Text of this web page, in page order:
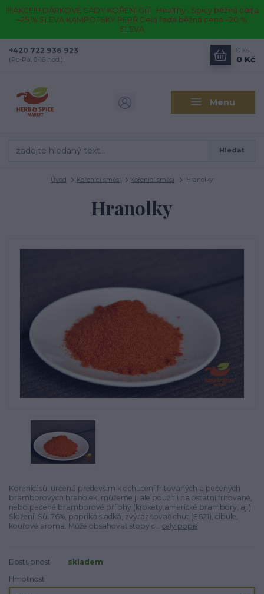
!!!!AKCE!!!! DÁRKOVÉ SADY KOŘENÍ Gril · Healthy · Spicy běžná cena
–25 % SLEVA KAMPOTSKÝ PEPŘ Celá řada běžná cena –20 %
SLEVA
Menu
Hledat
+420 722 936 923
(Po-Pá, 8-16 hod.)
0 ks
0 Kč
Úvod Kořenící směsi Kořenící směsi Hranolky
Hranolky
Kořenící sůl určená především k ochucení fritovaných a pečených
bramborových hranolek, můžeme ji ale použít i na ostatní fritované,
nebo pečené bramborové přílohy (krokety,americké brambory, aj.)
Složení: Sůl 76%, paprika sladká, zvýrazňovač chuti(E621), cibule,
kouřové aroma. Může obsahovat stopy c... celý popis
Dostupnost
skladem
Hmotnost